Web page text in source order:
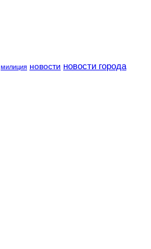
милиция новости новости города